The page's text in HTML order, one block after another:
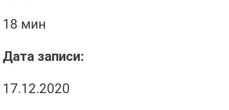
18 мин
Дата записи:
17.12.2020